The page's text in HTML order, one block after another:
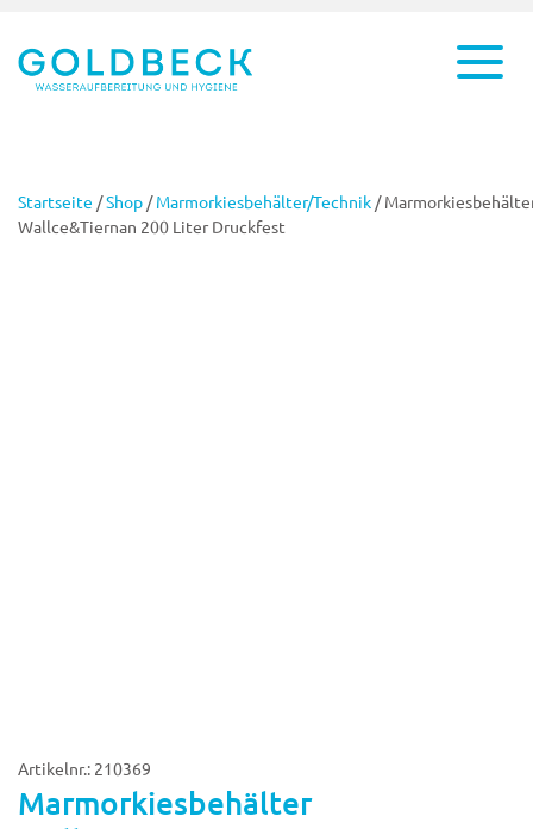
Startseite /Shop /Marmorkiesbehälter/Technik /
Wallce&Tiernan 200 Liter Druckfest
Artikelnr.: 210369
Marmorkiesbehälter